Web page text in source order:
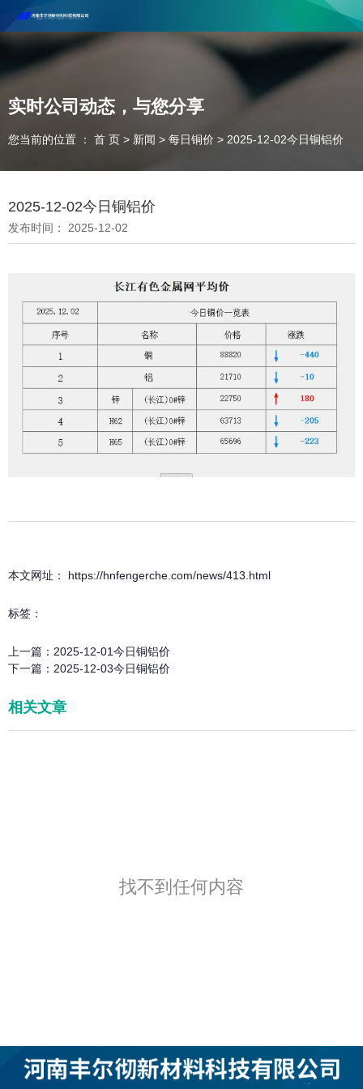
河南丰尔彻新材料科技有限公司欢迎合作咨询！
联系电话：18037947756
实时公司动态，与您分享
您当前的位置 ： 首 页 > 新闻 > 每日铜价 > 2025-12-02今日铜铝价
2025-12-02今日铜铝价
发布时间： 2025-12-02
本文网址： https://hnfengerche.com/news/413.html
标签：
上一篇： 2025-12-01今日铜铝价
下一篇： 2025-12-03今日铜铝价
相关文章
找不到任何内容